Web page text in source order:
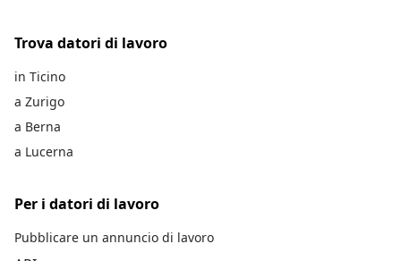
Trova datori di lavoro
in Ticino
a Zurigo
a Berna
a Lucerna
Per i datori di lavoro
Pubblicare un annuncio di lavoro